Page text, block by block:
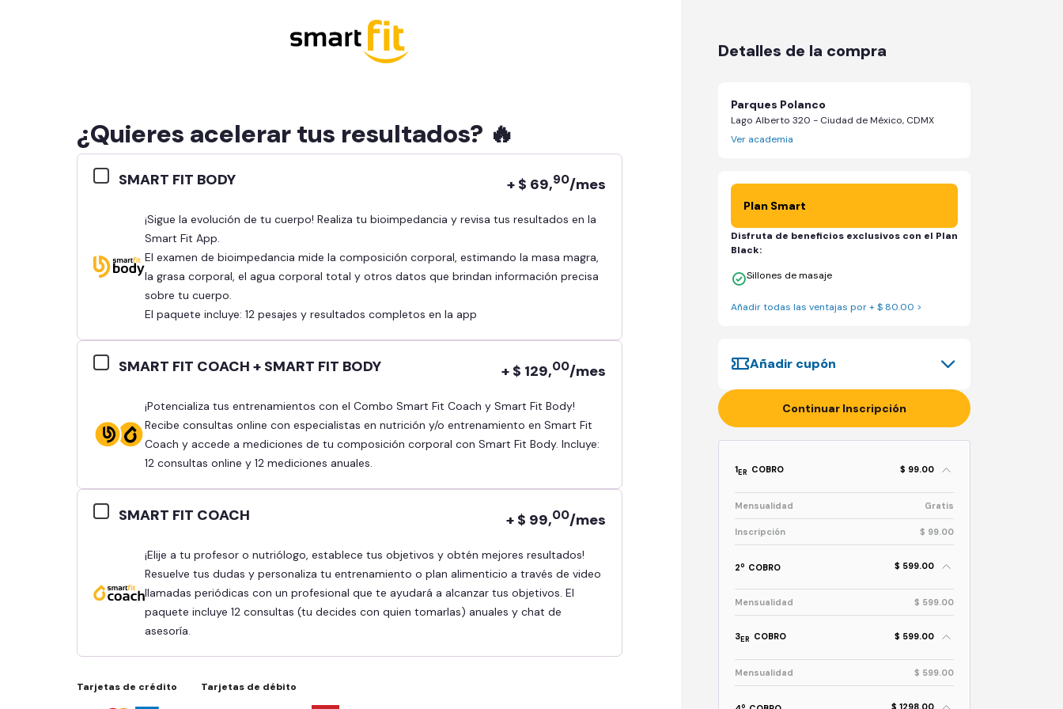
¿Quieres acelerar tus resultados? 🔥
SMART FIT BODY + $ 69,90/mes
¡Sigue la evolución de tu cuerpo! Realiza tu bioimpedancia y revisa tus resultados en la
Smart Fit App.
El examen de bioimpedancia mide la composición corporal, estimando la masa magra,
la grasa corporal, el agua corporal total y otros datos que brindan información precisa
sobre tu cuerpo.
El paquete incluye: 12 pesajes y resultados completos en la app
SMART FIT COACH + SMART FIT BODY + $ 129,00/mes
¡Potencializa tus entrenamientos con el Combo Smart Fit Coach y Smart Fit Body!
Recibe consultas online con especialistas en nutrición y/o entrenamiento en Smart Fit
Coach y accede a mediciones de tu composición corporal con Smart Fit Body. Incluye:
12 consultas online y 12 mediciones anuales.
SMART FIT COACH + $ 99,00/mes
¡Elije a tu profesor o nutriólogo, establece tus objetivos y obtén mejores resultados!
Resuelve tus dudas y personaliza tu entrenamiento o plan alimenticio a través de video
llamadas periódicas con un profesional que te ayudará a alcanzar tus objetivos. El
paquete incluye 12 consultas (tu decides con quien tomarlas) anuales y chat de
asesoría.
Tarjetas de crédito Tarjetas de débito
Detalles de la compra
Parques Polanco
Lago Alberto 320 - Ciudad de México, CDMX
Ver academia
Plan Smart
Disfruta de beneficios exclusivos con el Plan
Black:
Añadir todas las ventajas por + $ 80.00 >
Añadir cupón
Continuar Inscripción
1ER COBRO $ 99.00
Mensualidad Gratis
Inscripción $ 99.00
2o COBRO $ 599.00
Mensualidad $ 599.00
3ER COBRO $ 599.00
Mensualidad $ 599.00
o